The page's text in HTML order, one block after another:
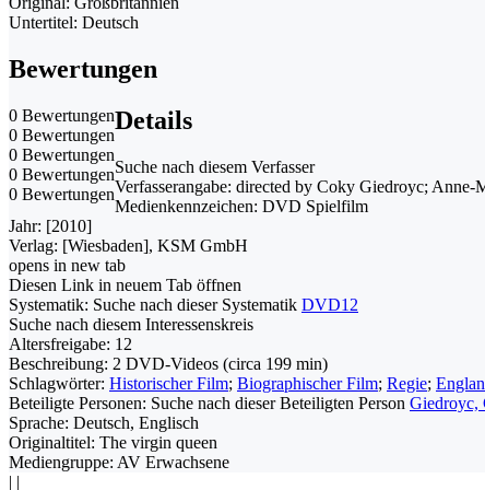
Untertitel: Deutsch
Bewertungen
0 Bewertungen
0 Bewertungen
0 Bewertungen
0 Bewertungen
0 Bewertungen
Details
Suche nach diesem Verfasser
Verfasserangabe: directed by Coky Giedroyc; Anne-
Medienkennzeichen: DVD Spielfilm
Jahr: [2010]
Verlag: [Wiesbaden], KSM GmbH
opens in new tab
Diesen Link in neuem Tab öffnen
Systematik: Suche nach dieser Systematik DVD12
Suche nach diesem Interessenskreis
Altersfreigabe: 12
Beschreibung: 2 DVD-Videos (circa 199 min)
Schlagwörter: Historischer Film; Biographischer Film; Regie;
Beteiligte Personen: Suche nach dieser Beteiligten Person Giedroyc,
Sprache: Deutsch, Englisch
Originaltitel: The virgin queen
Mediengruppe: AV Erwachsene
| |